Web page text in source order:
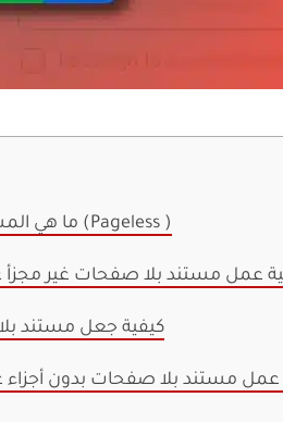
ما هي المستندات بلا صفحات (Pageless )
كيفية جعل مستند